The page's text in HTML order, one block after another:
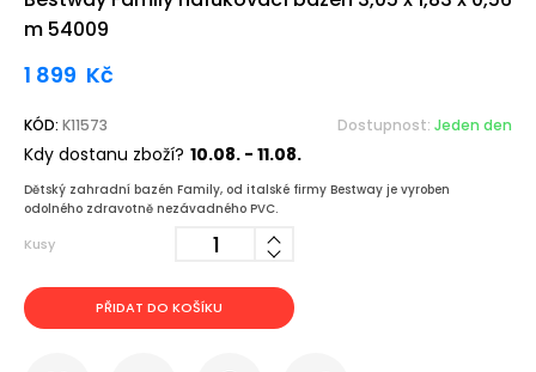
m 54009
1 899 Kč
KÓD: K11573 Dostupnost: Jeden den
Kdy dostanu zboží? 10.08. - 11.08.
Dětský zahradní bazén Family, od italské firmy Bestway je vyroben
odolného zdravotně nezávadného PVC.
Kusy
PŘIDAT DO KOŠÍKU